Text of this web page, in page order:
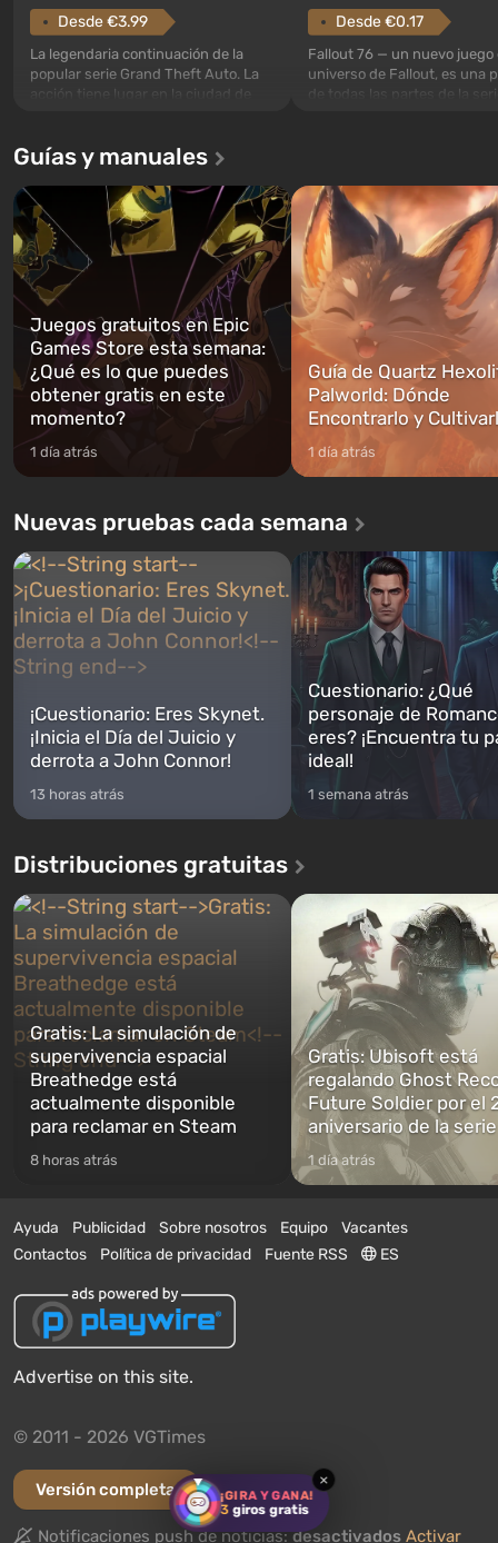
¡GIRA Y GANA!
3 giros gratis
×
Desde €3.99
La legendaria continuación de la
popular serie Grand Theft Auto. La
acción tiene lugar en la ciudad de
primera vez, el juego contará la
historia de tres personajes: Michael,
Trevor y Franklin, entre los cuales
podrás cambi...
Desde €0.17
Fallout 76 — un nuevo juego
universo de Fallout, es una
de todas las partes de la
abrirse primero después de
caigan las bombas n...
Guías y manuales
Juegos gratuitos en Epic
Games Store esta semana:
¿Qué es lo que puedes
obtener gratis en este
momento?
1 día atrás
Guía de Quartz
Palworld: Dónde
Encontrarlo y
1 día atrás
Nuevas pruebas cada semana
¡Cuestionario: Eres Skynet.
¡Inicia el Día del Juicio y
derrota a John Connor!
13 horas atrás
Cuestionario: ¿Qué
personaje de
eres? ¡Encuentra tu
ideal!
1 semana atrás
Distribuciones gratuitas
Gratis: La simulación de
supervivencia espacial
Breathedge está
actualmente disponible
para reclamar en Steam
8 horas atrás
Gratis: Ubisoft está
regalando Ghost
Future Soldier por el
aniversario de la serie
1 día atrás
Ayuda Publicidad Sobre nosotros Equipo
Vacantes
Contactos
Política de privacidad Fuente RSS ES
Advertise on this site.
© 2011 - 2026 VGTimes
Versión completa
Notificaciones push de noticias:desactivados Activar